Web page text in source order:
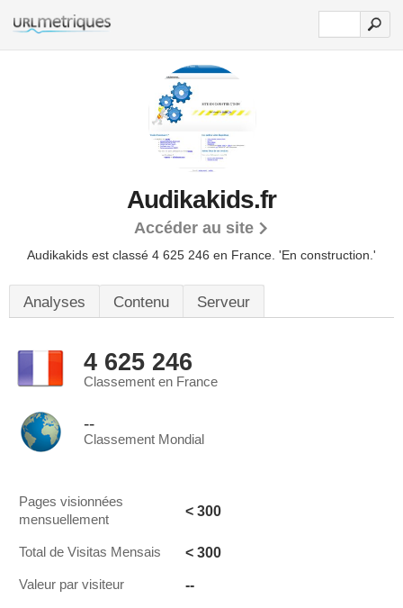
Audikakids.fr
Accéder au site
Audikakids est classé 4 625 246 en France. 'En construction.'
Analyses Contenu Serveur
4 625 246
Classement en France
--
Classement Mondial
Pages visionnées
mensuellement
< 300
Total de Visitas Mensais < 300
Valeur par visiteur --